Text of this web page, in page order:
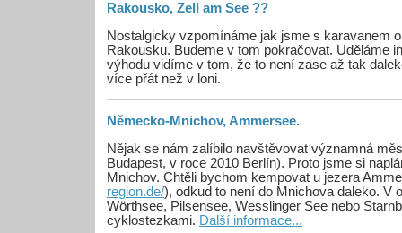
Rakousko, Zell am See ??
Nostalgicky vzpomínáme jak jsme s karavanem
Rakousku. Budeme v tom pokračovat. Uděláme
výhodu vidíme v tom, že to není zase až tak
více přát než v loni.
Německo-Mnichov, Ammersee.
Nějak se nám zalíbilo navštěvovat významná
Budapest, v roce 2010 Berlín). Proto jsme si
Mnichov. Chtěli bychom kempovat u jezera
region.de/), odkud to není do Mnichova daleko. V
Wörthsee, Pilsensee, Wesslinger See nebo
cyklostezkami. Další informace...